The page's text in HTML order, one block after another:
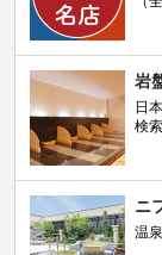
岩
日
検索
ニ
温